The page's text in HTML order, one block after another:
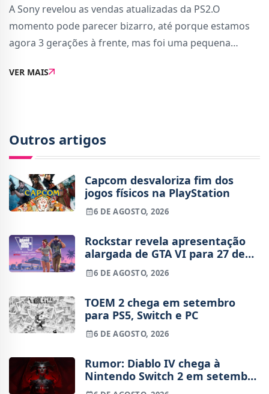
A Sony revelou as vendas atualizadas da PS2.O
momento pode parecer bizarro, até porque estamos
agora 3 gerações à frente, mas foi uma pequena
podcast do PlayStation Blog.Jim Ryan, que acabou de
VER MAIS
Outros artigos
Capcom desvaloriza fim dos
jogos físicos na PlayStation
6 DE AGOSTO, 2026
Rockstar revela apresentação
alargada de GTA VI para 27 de
agosto
6 DE AGOSTO, 2026
TOEM 2 chega em setembro
para PS5, Switch e PC
6 DE AGOSTO, 2026
Rumor: Diablo IV chega à
Nintendo Switch 2 em setembro
e vai custar o preço de um jogo